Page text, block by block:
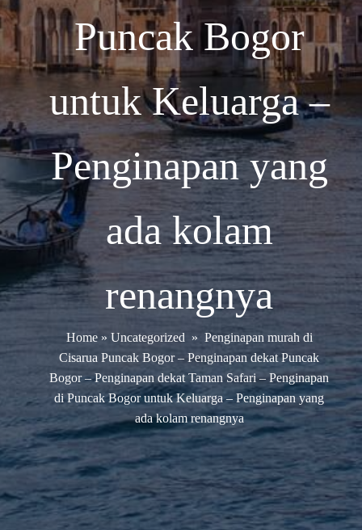
Puncak Bogor
untuk Keluarga –
Penginapan yang
ada kolam
renangnya
Home» Uncategorized » Penginapan murah di
Cisarua Puncak Bogor – Penginapan dekat Puncak
Bogor – Penginapan dekat Taman Safari – Penginapan
di Puncak Bogor untuk Keluarga – Penginapan yang
ada kolam renangnya